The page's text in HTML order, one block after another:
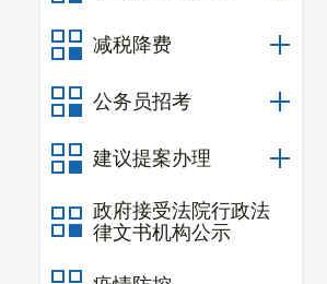
减税降费
公务员招考
建议提案办理
政府接受法院行政法
律文书机构公示